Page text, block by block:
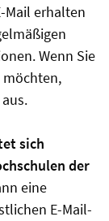
Mail erhalten
Wenn Sie
möchten,
sich
der
eine
E-Mail-